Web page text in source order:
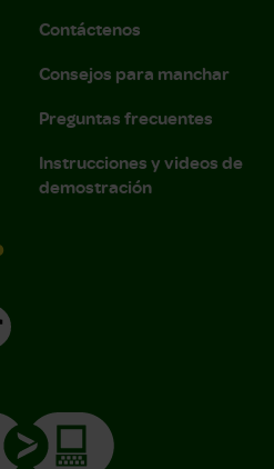
Contáctenos
Consejos para manchar
Preguntas frecuentes
Instrucciones y videos de
demostración
(en inglés)